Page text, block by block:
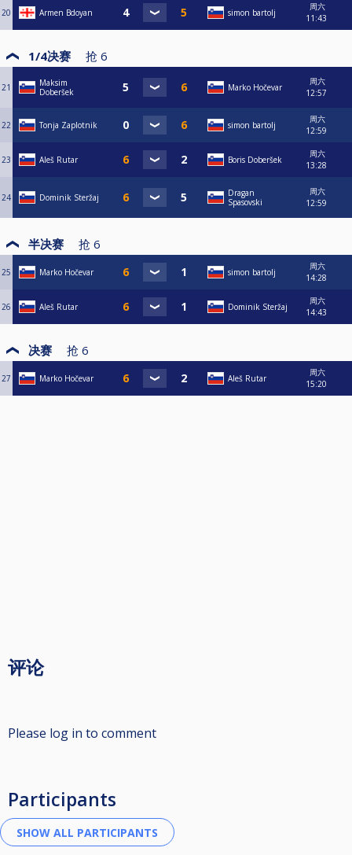
20 Armen Bdoyan simon bartolj
周六
11:43
1/4决赛 抢 6
21
Maksim
Doberšek
Marko Hočevar
周六
12:57
22 Tonja Zaplotnik simon bartolj
周六
12:59
23 Aleš Rutar Boris Doberšek
周六
13:28
24 Dominik Steržaj
Dragan
Spasovski
周六
12:59
半决赛 抢 6
25 Marko Hočevar simon bartolj
周六
14:28
26 Aleš Rutar Dominik Steržaj
周六
14:43
决赛 抢 6
27 Marko Hočevar Aleš Rutar
周六
15:20
评论
Please log in to comment
Participants